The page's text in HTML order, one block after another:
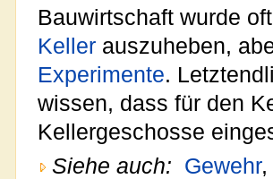
Bauwirtschaft wurde
Keller auszuheben,
Experimente.
wissen, dass für den
Kellergeschosse
Siehe auch: Gewehr,